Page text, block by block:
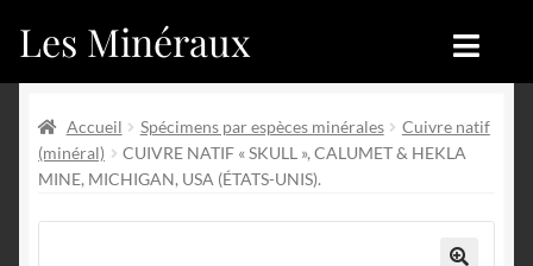
Aller
à
navigation
Aller
au
Les Minéraux
Catégories
Nouveautés
Boutique
Nouveautés
Accueil Spécimens par espèces minérales
Cuivre natif
(minéral)
CUIVRE NATIF « SKULL », CALUMET & HEKLA
MINE, MICHIGAN, USA (ÉTATS-UNIS).